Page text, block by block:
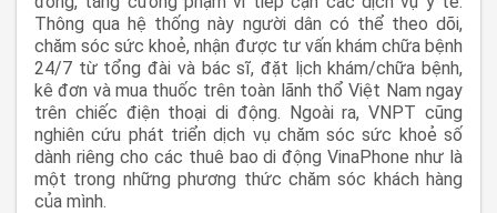
Thông qua hệ thống này người dân có thể theo dõi,
chăm sóc sức khoẻ, nhận được tư vấn khám chữa bệnh
24/7 từ tổng đài và bác sĩ, đặt lịch khám/chữa bệnh,
kê đơn và mua thuốc trên toàn lãnh thổ Việt Nam ngay
trên chiếc điện thoại di động. Ngoài ra, VNPT cũng
nghiên cứu phát triển dịch vụ chăm sóc sức khoẻ số
dành riêng cho các thuê bao di động VinaPhone như là
một trong những phương thức chăm sóc khách hàng
của mình.